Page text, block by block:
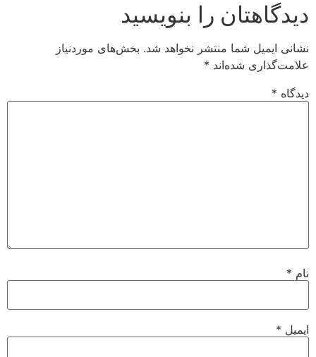
را بنویسید
شما منتشر نخواهد شد. بخش‌های موردنیاز
شده‌اند*